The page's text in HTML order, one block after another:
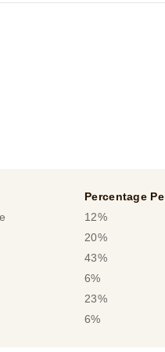
Percentage
12%
20%
43%
6%
23%
6%